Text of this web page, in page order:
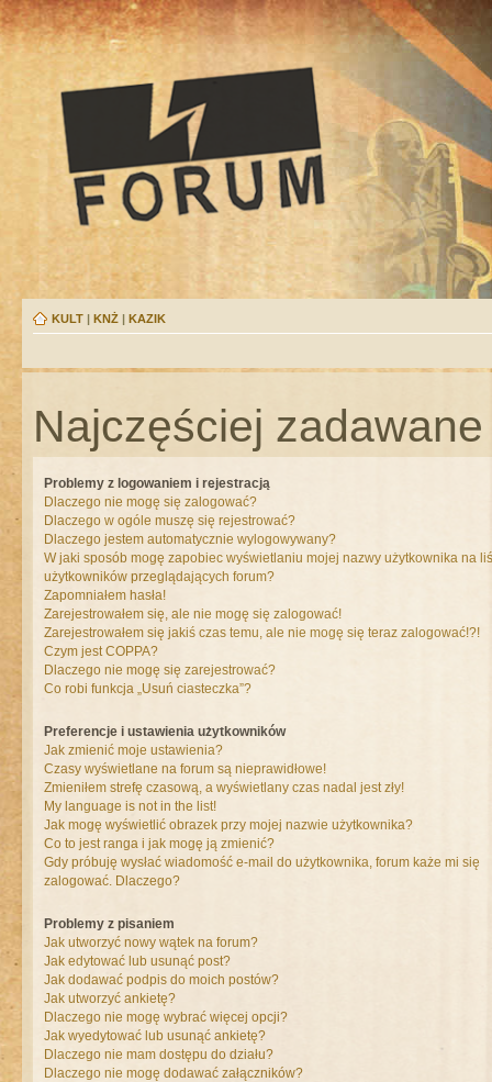
KULT | KNŻ | KAZIK
Najczęściej
Problemy z logowaniem i rejestracją
Dlaczego nie mogę się zalogować?
Dlaczego w ogóle muszę się rejestrować?
Dlaczego jestem automatycznie wylogowywany?
W jaki sposób mogę zapobiec wyświetlaniu mojej nazwy użytkownika na
użytkowników przeglądających forum?
Zapomniałem hasła!
Zarejestrowałem się, ale nie mogę się zalogować!
Zarejestrowałem się jakiś czas temu, ale nie mogę się teraz zalogować!?!
Czym jest COPPA?
Dlaczego nie mogę się zarejestrować?
Co robi funkcja „Usuń ciasteczka”?
Preferencje i ustawienia użytkowników
Jak zmienić moje ustawienia?
Czasy wyświetlane na forum są nieprawidłowe!
Zmieniłem strefę czasową, a wyświetlany czas nadal jest zły!
My language is not in the list!
Jak mogę wyświetlić obrazek przy mojej nazwie użytkownika?
Co to jest ranga i jak mogę ją zmienić?
Gdy próbuję wysłać wiadomość e-mail do użytkownika, forum każe mi się
zalogować. Dlaczego?
Problemy z pisaniem
Jak utworzyć nowy wątek na forum?
Jak edytować lub usunąć post?
Jak dodawać podpis do moich postów?
Jak utworzyć ankietę?
Dlaczego nie mogę wybrać więcej opcji?
Jak wyedytować lub usunąć ankietę?
Dlaczego nie mam dostępu do działu?
Dlaczego nie mogę dodawać załączników?